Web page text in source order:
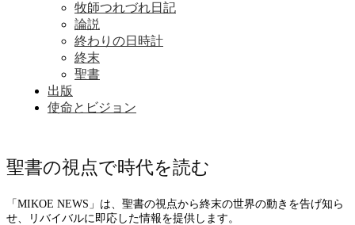
牧師つれづれ日記
論説
終わりの日時計
終末
聖書
出版
使命とビジョン
聖書の視点で時代を読む
「MIKOE NEWS」は、聖書の視点から終末の世界の動きを告げ知ら
せ、リバイバルに即応した情報を提供します。